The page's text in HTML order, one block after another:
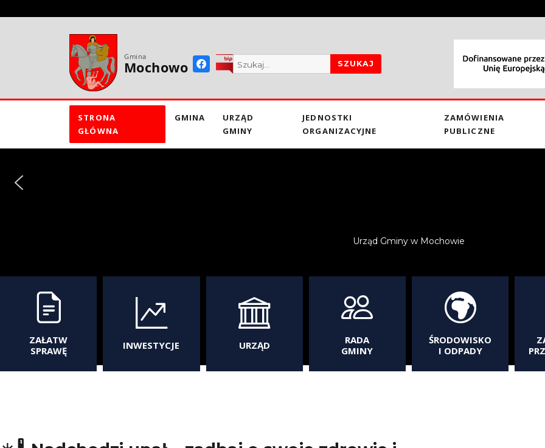
treści
Urząd Gminy w Mochowie
Gmina
Mochowo SZUKAJ
STRONA
GŁÓWNA
GMINA
URZĄD
GMINY
JEDNOSTKI
ORGANIZACYJNE
ZAMÓWIENIA
PUBLICZNE
ZAŁATW
SPRAWĘ
INWESTYCJE URZĄD
RADA
GMINY
ŚRODOWISKO
I ODPADY